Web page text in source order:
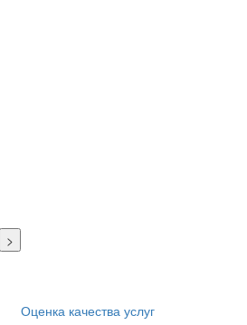
Оценка качества услуг